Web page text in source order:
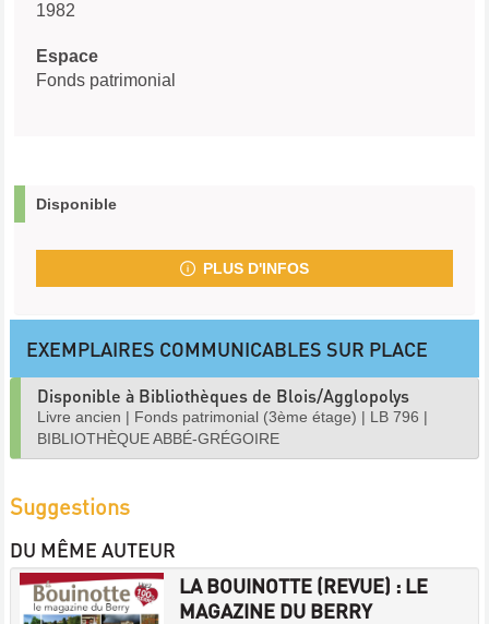
1982
Espace
Fonds patrimonial
Disponible
PLUS D'INFOS
EXEMPLAIRES COMMUNICABLES SUR PLACE
Disponible à Bibliothèques de Blois/Agglopolys
Livre ancien | Fonds patrimonial (3ème étage) | LB 796 |
BIBLIOTHÈQUE ABBÉ-GRÉGOIRE
Suggestions
DU MÊME AUTEUR
LA BOUINOTTE (REVUE) : LE
MAGAZINE DU BERRY